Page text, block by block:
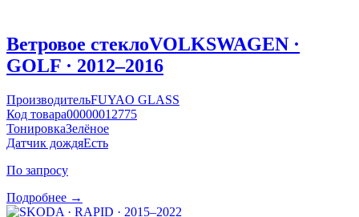
Ветровое стеклоVOLKSWAGEN ·
GOLF · 2012–2016
ПроизводительFUYAO GLASS
Код товара00000012775
ТонировкаЗелёное
Датчик дождяЕсть
По запросу
Подробнее →